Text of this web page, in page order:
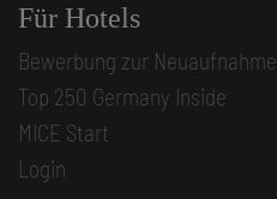
Für Hotels
Bewerbung zur Neuaufnahme
Top 250 Germany Inside
MICE Start
Login